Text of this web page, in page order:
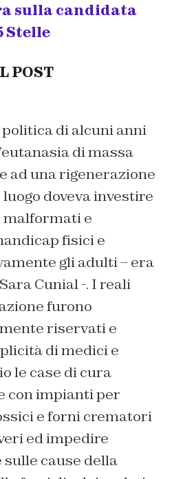
sulla candidata
Stelle
POST
di alcuni anni
di massa
ad una rigenerazione
doveva investire
malformati e
fisici e
gli adulti – era
Cunial -. I reali
furono
riservati e
di medici e
le case di cura
con impianti per
e forni crematori
ed impedire
cause della